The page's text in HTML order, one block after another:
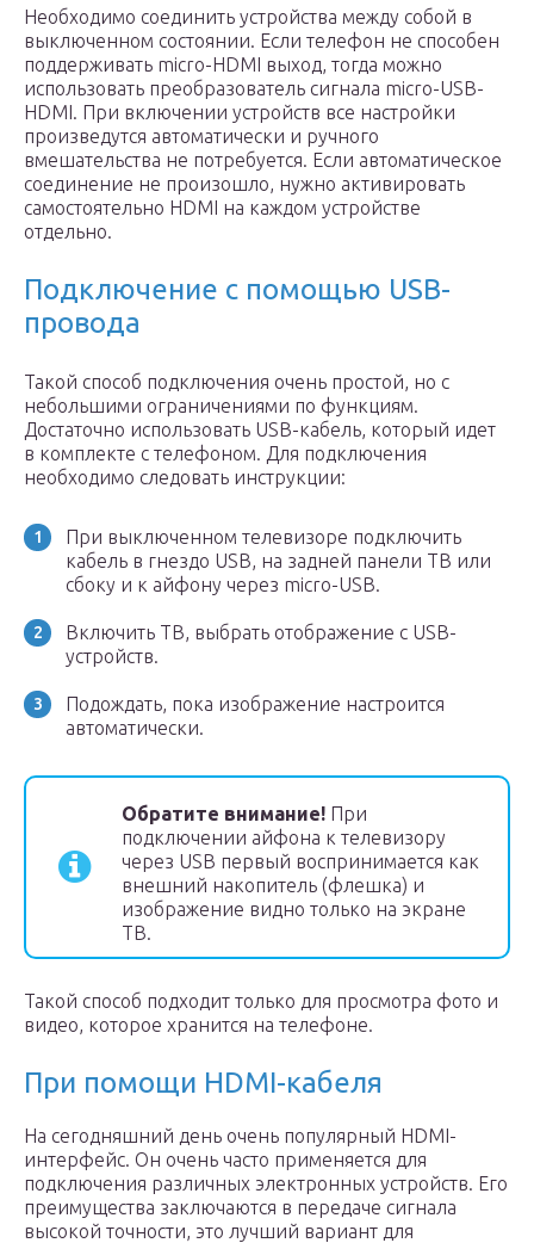
Необходимо соединить устройства между собой в
выключенном состоянии. Если телефон не способен
поддерживать micro-HDMI выход, тогда можно
использовать преобразователь сигнала micro-USB-
HDMI. При включении устройств все настройки
произведутся автоматически и ручного
вмешательства не потребуется. Если автоматическое
соединение не произошло, нужно активировать
самостоятельно HDMI на каждом устройстве
отдельно.
Подключение с помощью USB-
провода
Такой способ подключения очень простой, но с
небольшими ограничениями по функциям.
Достаточно использовать USB-кабель, который идет
в комплекте с телефоном. Для подключения
необходимо следовать инструкции:
При выключенном телевизоре подключить
кабель в гнездо USB, на задней панели ТВ или
сбоку и к айфону через micro-USB.
Включить ТВ, выбрать отображение с USB-
устройств.
Подождать, пока изображение настроится
автоматически.
Обратите внимание! При
подключении айфона к телевизору
через USB первый воспринимается как
внешний накопитель (флешка) и
изображение видно только на экране
ТВ.
Такой способ подходит только для просмотра фото и
видео, которое хранится на телефоне.
При помощи HDMI-кабеля
На сегодняшний день очень популярный HDMI-
интерфейс. Он очень часто применяется для
подключения различных электронных устройств. Его
преимущества заключаются в передаче сигнала
высокой точности, это лучший вариант для